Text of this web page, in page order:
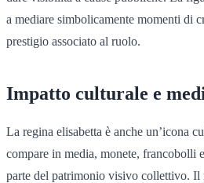
a mediare simbolicamente momenti di
prestigio associato al ruolo.
Impatto culturale e
La regina elisabetta è anche un’icona
compare in media, monete, francobolli
parte del patrimonio visivo collettivo. Il